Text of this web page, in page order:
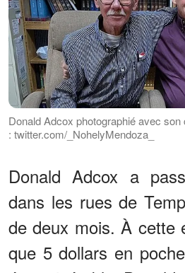
Donald Adcox photographié avec
: twitter.com/_NohelyMendoza_
Donald Adcox a
dans les rues de
de deux mois. À cette
que 5 dollars en